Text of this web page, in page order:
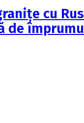
cu
de